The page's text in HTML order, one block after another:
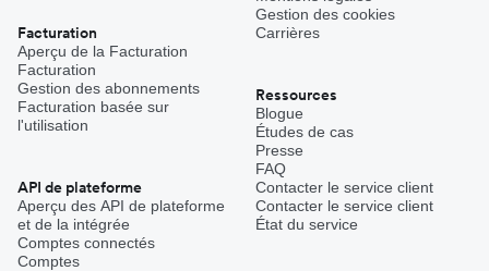
Facturation
Aperçu de la Facturation
Facturation
Gestion des abonnements
Facturation basée sur
l'utilisation
API de plateforme
Aperçu des API de plateforme
et de la intégrée
Comptes connectés
Comptes
Gestion des cookies
Carrières
Ressources
Blogue
Études de cas
Presse
FAQ
Contacter le service client
Contacter le service client
État du service